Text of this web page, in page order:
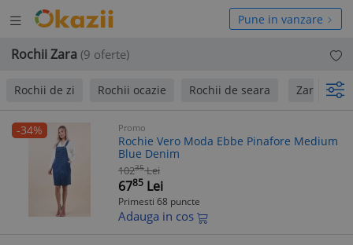
Deschide
meniul
Pune in vanzare
Rochii Zara (9 oferte)
Rochii de zi Rochii ocazie Rochii de seara Zara
-34% Promo
Rochie Vero Moda Ebbe Pinafore Medium
Blue Denim
10235 Lei
6785 Lei
Primesti 68 puncte
Adauga in cos